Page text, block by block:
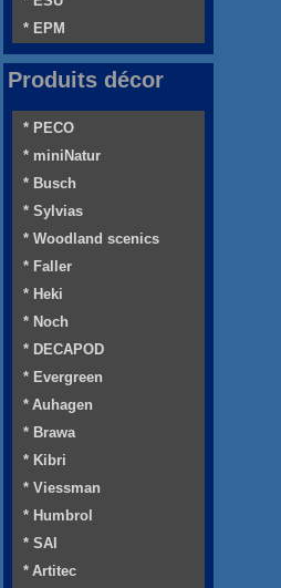
* EPM
Produits décor
* PECO
* miniNatur
* Busch
* Sylvias
* Woodland scenics
* Faller
* Heki
* Noch
* DECAPOD
* Evergreen
* Auhagen
* Brawa
* Kibri
* Viessman
* Humbrol
* SAI
* Artitec